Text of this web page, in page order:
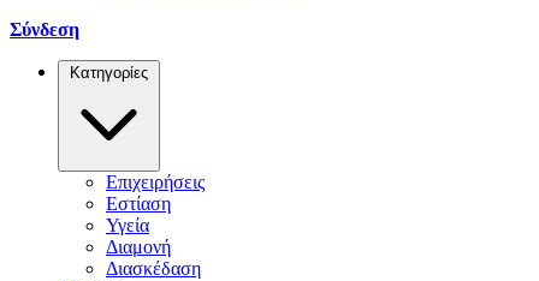
Σύνδεση
Κατηγορίες
Επιχειρήσεις
Εστίαση
Υγεία
Διαμονή
Διασκέδαση